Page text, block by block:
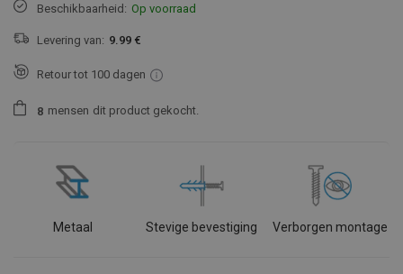
Beschikbaarheid: Op voorraad
Levering van: 9.99 €
Retour tot 100 dagen
8 mensen dit product gekocht.
Metaal Stevige bevestiging Verborgen montage